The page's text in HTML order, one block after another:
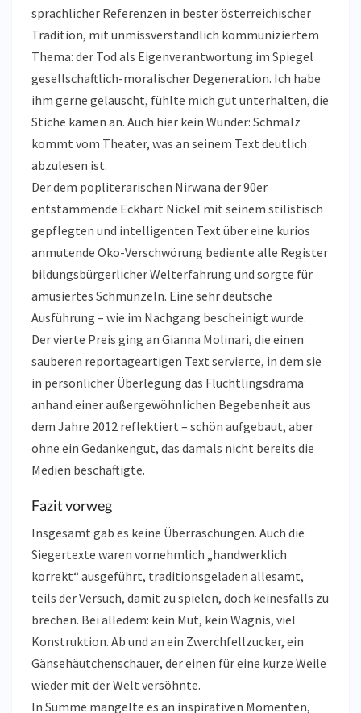
sprachlicher Referenzen in bester österreichischer
Tradition, mit unmissverständlich kommuniziertem
Thema: der Tod als Eigenverantwortung im Spiegel
gesellschaftlich-moralischer Degeneration. Ich habe
ihm gerne gelauscht, fühlte mich gut unterhalten, die
Stiche kamen an. Auch hier kein Wunder: Schmalz
kommt vom Theater, was an seinem Text deutlich
abzulesen ist.
Der dem popliterarischen Nirwana der 90er
entstammende Eckhart Nickel mit seinem stilistisch
gepflegten und intelligenten Text über eine kurios
anmutende Öko-Verschwörung bediente alle Register
bildungsbürgerlicher Welterfahrung und sorgte für
amüsiertes Schmunzeln. Eine sehr deutsche
Ausführung – wie im Nachgang bescheinigt wurde.
Der vierte Preis ging an Gianna Molinari, die einen
sauberen reportageartigen Text servierte, in dem sie
in persönlicher Überlegung das Flüchtlingsdrama
anhand einer außergewöhnlichen Begebenheit aus
dem Jahre 2012 reflektiert – schön aufgebaut, aber
ohne ein Gedankengut, das damals nicht bereits die
Medien beschäftigte.
Fazit vorweg
Insgesamt gab es keine Überraschungen. Auch die
Siegertexte waren vornehmlich „handwerklich
korrekt“ ausgeführt, traditionsgeladen allesamt,
teils der Versuch, damit zu spielen, doch keinesfalls zu
brechen. Bei alledem: kein Mut, kein Wagnis, viel
Konstruktion. Ab und an ein Zwerchfellzucker, ein
Gänsehäutchenschauer, der einen für eine kurze Weile
wieder mit der Welt versöhnte.
In Summe mangelte es an inspirativen Momenten,